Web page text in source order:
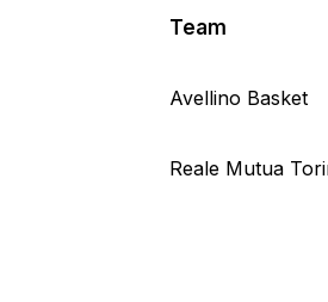
Team
Avellino Basket
Reale Mutua